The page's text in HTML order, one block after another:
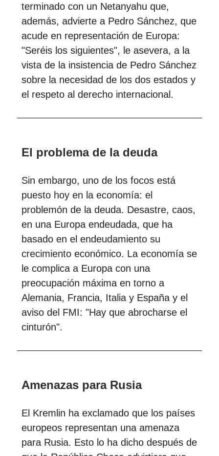
terminado con un Netanyahu que,
además, advierte a Pedro Sánchez, que
acude en representación de Europa:
"Seréis los siguientes", le asevera, a la
vista de la insistencia de Pedro Sánchez
sobre la necesidad de los dos estados y
el respeto al derecho internacional.
El problema de la deuda
Sin embargo, uno de los focos está
puesto hoy en la economía: el
problemón de la deuda. Desastre, caos,
en una Europa endeudada, que ha
basado en el endeudamiento su
crecimiento económico. La economía se
le complica a Europa con una
preocupación máxima en torno a
Alemania, Francia, Italia y España y el
aviso del FMI: "Hay que abrocharse el
cinturón".
Amenazas para Rusia
El Kremlin ha exclamado que los países
europeos representan una amenaza
para Rusia. Esto lo ha dicho después de